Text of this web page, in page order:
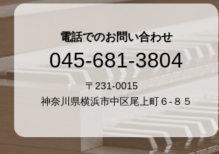
電話でのお問い合わせ
045-681-3804
〒231-0015
神奈川県横浜市中区尾上町６-８５